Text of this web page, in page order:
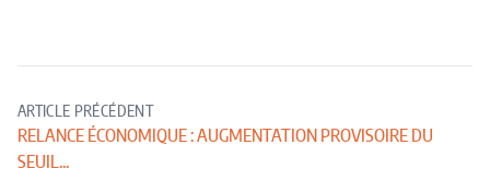
ARTICLE PRÉCÉDENT
RELANCE ÉCONOMIQUE : AUGMENTATION PROVISOIRE DU
SEUIL...